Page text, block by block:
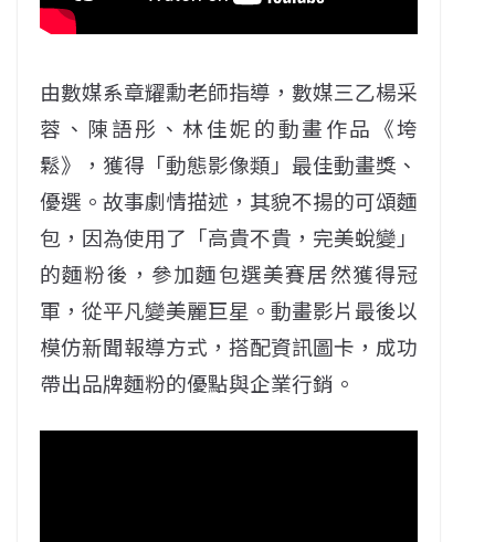
由數媒系章耀勳老師指導，數媒三乙楊采
蓉、陳語彤、林佳妮的動畫作品《垮
鬆》，獲得「動態影像類」最佳動畫獎、
優選。故事劇情描述，其貌不揚的可頌麵
包，因為使用了「高貴不貴，完美蛻變」
的麵粉後，參加麵包選美賽居然獲得冠
軍，從平凡變美麗巨星。動畫影片最後以
模仿新聞報導方式，搭配資訊圖卡，成功
帶出品牌麵粉的優點與企業行銷。